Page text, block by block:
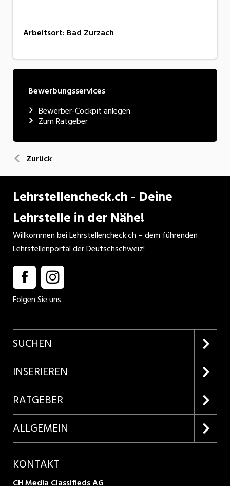
Arbeitsort: Bad Zurzach
Bewerbungsservices
Bewerber-Cockpit anlegen
Zum Ratgeber
Zurück
Lehrstellencheck.ch - Deine
Lehrstelle in der Nähe!
Willkommen bei Lehrstellencheck.ch – dem führenden
Lehrstellenportal der Deutschschweiz!
Folgen Sie uns
SUCHEN
Firmenprofile entdecken
Lehrstellen suchen
INSERIEREN
Kundenlogin
Inserieren
Produkte
RATGEBER
Lehrberufe entdecken
ALLGEMEIN
AGB
KONTAKT
CH Media Classifieds AG